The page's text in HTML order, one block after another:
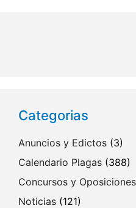
Categorias
Anuncios y Edictos (3)
Calendario Plagas (388)
Concursos y Oposiciones
Noticias (121)